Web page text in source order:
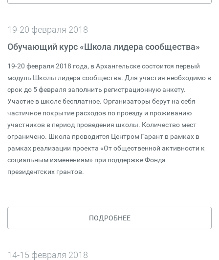
19-20 февраля 2018
Обучающий курс «Школа лидера сообщества»
19-20 февраля 2018 года, в Архангельске состоится первый
модуль Школы лидера сообщества. Для участия необходимо в
срок до 5 февраля заполнить регистрационную анкету.
Участие в школе бесплатное. Организаторы берут на себя
частичное покрытие расходов по проезду и проживанию
участников в период проведения школы. Количество мест
ограничено. Школа проводится Центром Гарант в рамках в
рамках реализации проекта «От общественной активности к
социальным изменениям» при поддержке Фонда
президентских грантов.
ПОДРОБНЕЕ
14-15 февраля 2018